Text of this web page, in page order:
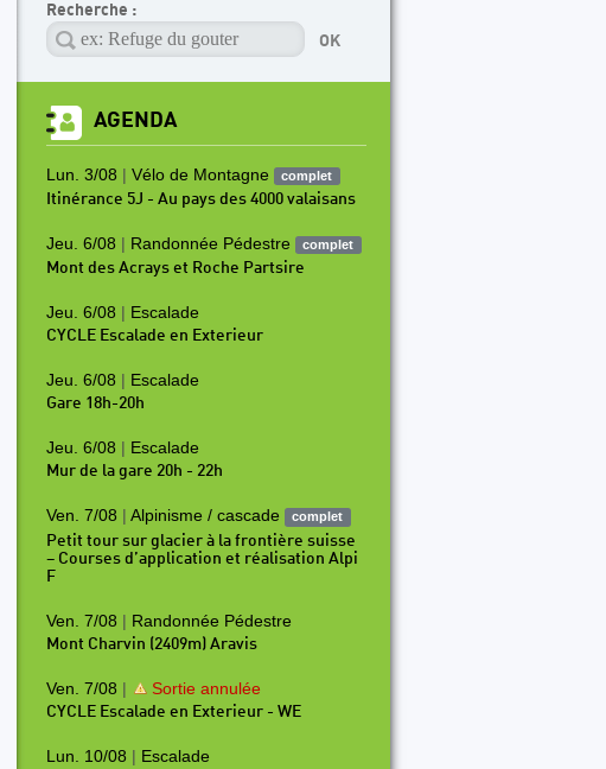
Recherche :
AGENDA
Lun. 3/08 | Vélo de Montagne complet
Itinérance 5J - Au pays des 4000 valaisans
Jeu. 6/08 | Randonnée Pédestre complet
Mont des Acrays et Roche Partsire
Jeu. 6/08 | Escalade
CYCLE Escalade en Exterieur
Jeu. 6/08 | Escalade
Gare 18h-20h
Jeu. 6/08 | Escalade
Mur de la gare 20h - 22h
Ven. 7/08 | Alpinisme / cascade complet
Petit tour sur glacier à la frontière suisse
– Courses d’application et réalisation Alpi
F
Ven. 7/08 | Randonnée Pédestre
Mont Charvin (2409m) Aravis
Ven. 7/08 | Sortie annulée
CYCLE Escalade en Exterieur - WE
Lun. 10/08 | Escalade